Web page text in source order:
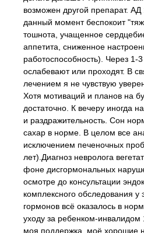
возможен другой препарат.
данный момент беспокоит
тошнота, учащенное
аппетита, сниженное
работоспособность). Через 1-
ослабевают или проходят. В
лечением я не чувствую
Хотя мотиваций и планов на
достаточно. К вечеру иногда
и раздражительность. Сон
сахар в норме. В целом все
исключением печеночных
лет).Диагноз невролога
фоне дисгормональных
осмотре до консультации
комплексного обследования у
гормонов всё оказалось в
уходу за ребенком-инвалидом
моя поддержка, моё хорошие